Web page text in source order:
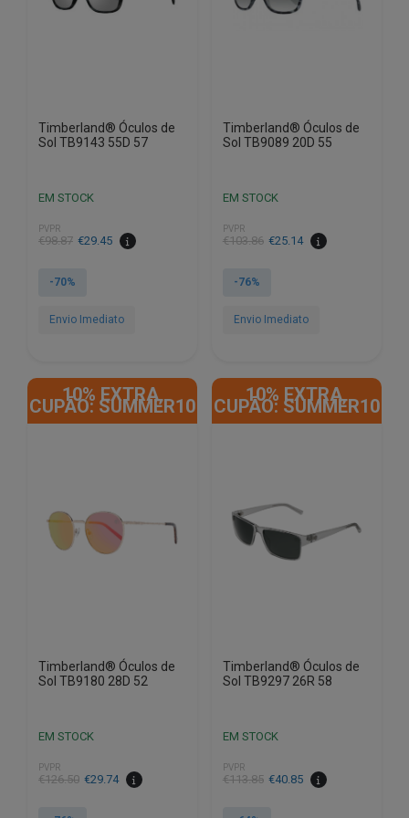
Timberland® Óculos de
Sol TB9143 55D 57
EM STOCK
PVPR
€98.87
O
original
€98.87.
€29.45
O
atual
€29.45.
-70%
Envio Imediato
Timberland® Óculos de
Sol TB9089 20D 55
EM STOCK
PVPR
€103.86
O
original
€103.86.
€25.14
O
atual
€25.14.
-76%
Envio Imediato
10% EXTRA,
CUPÃO: SUMMER10
Timberland® Óculos de
Sol TB9180 28D 52
EM STOCK
PVPR
€126.50
O
€29.74
O
10% EXTRA,
CUPÃO: SUMMER10
Timberland® Óculos de
Sol TB9297 26R 58
EM STOCK
PVPR
€113.85
O
€40.85
O